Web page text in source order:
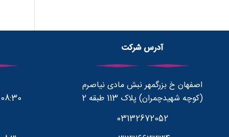
آدرس شرکت
اصفهان خ بزرگمهر نبش مادی نیاصرم
(کوچه شهیدچمران) پلاک 113 طبقه 2
03132672052
08:30 صبح تا 1700 بعد از ظهر